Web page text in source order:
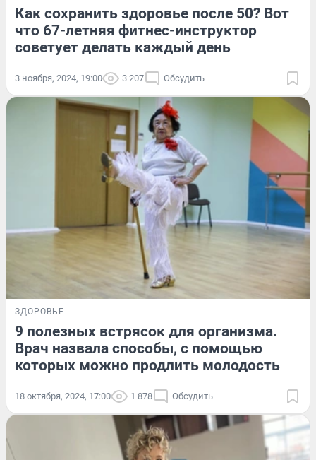
Как сохранить здоровье после 50? Вот
что 67-летняя фитнес-инструктор
советует делать каждый день
3 ноября, 2024, 19:00 3 207 Обсудить
ЗДОРОВЬЕ
9 полезных встрясок для организма.
Врач назвала способы, с помощью
которых можно продлить молодость
18 октября, 2024, 17:00 1 878 Обсудить